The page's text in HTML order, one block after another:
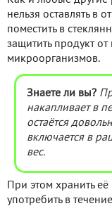
нельзя оставлять в
поместить в
защитить продукт
микроорганизмов.
Знаете ли вы?
накапливает в
остаётся
включается в
вес.
При этом хранить
употребить в